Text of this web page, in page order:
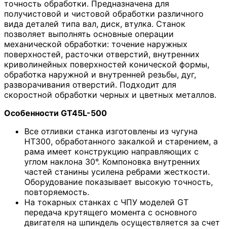
точность обработки. Предназначена для
получистовой и чистовой обработки различного
вида деталей типа вал, диск, втулка. Станок
позволяет выполнять основные операции
механической обработки: точение наружных
поверхностей, расточки отверстий, внутренних
криволинейных поверхностей конической формы,
обработка наружной и внутренней резьбы, дуг,
разворачивания отверстий. Подходит для
скоростной обработки черных и цветных металлов.
Особенности GT45L-500
Все отливки станка изготовлены из чугуна
HT300, обработанного закалкой и старением, а
рама имеет конструкцию направляющих с
углом наклона 30°. Компоновка внутренних
частей станины усилена ребрами жесткости.
Оборудование показывает высокую точность,
повторяемость.
На токарных станках с ЧПУ моделей GT
передача крутящего момента с основного
двигателя на шпиндель осуществляется за счет